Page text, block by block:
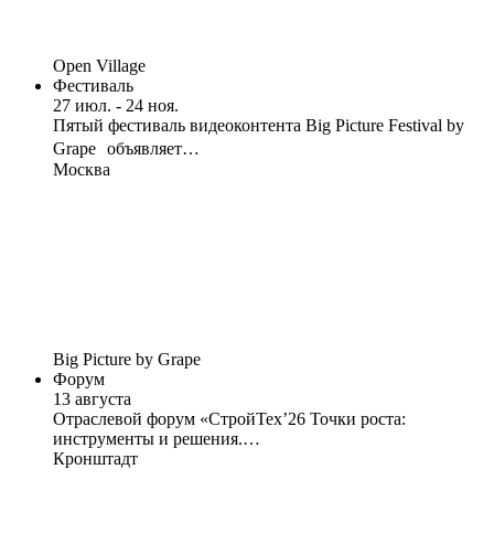
Open Village
Фестиваль
27 июл. - 24 ноя.
Пятый фестиваль видеоконтента Big Picture Festival by
Grape объявляет…
Москва
Big Picture by Grape
Форум
13 августа
Отраслевой форум «СтройТех’26 Точки роста:
инструменты и решения.…
Кронштадт